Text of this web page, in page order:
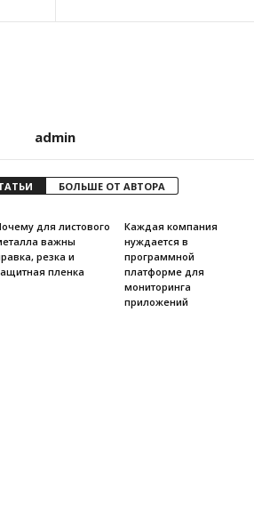
admin
БОЛЬШЕ ОТ АВТОРА
для листового
важны
резка и
пленка
Каждая компания
нуждается в
программной
платформе для
мониторинга
приложений